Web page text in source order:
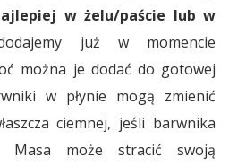
w żelu/paście lub w
już w momencie
można je dodać do gotowej
w płynie mogą zmienić
ciemnej, jeśli barwnika
Masa może stracić swoją